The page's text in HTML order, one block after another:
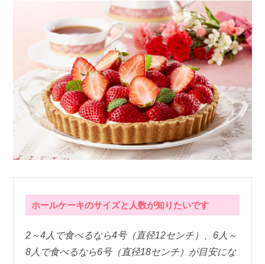
ホールケーキのサイズと人数が知りたいです
2～4人で食べるなら4号（直径12センチ）、6人～
8人で食べるなら6号（直径18センチ）が目安にな